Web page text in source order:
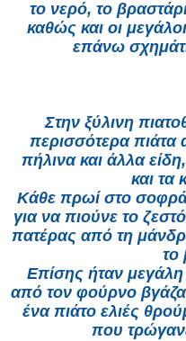
το νερό, το
καθώς και οι
επάνω
Στην ξύλινη
περισσότερα πιάτα
πήλινα και άλλα
και τα
Κάθε πρωί στο
για να πιούνε το
πατέρας από τη
το
Επίσης ήταν
από τον φούρνο
ένα πιάτο ελιές
που